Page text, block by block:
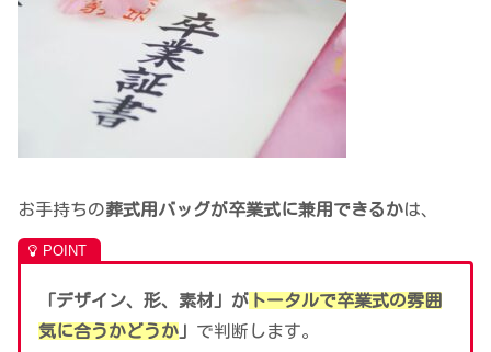
お手持ちの葬式用バッグが卒業式に兼用できるかは、
「デザイン、形、素材」が トータルで卒業式の雰囲
気に合うかどうか
で判断します。